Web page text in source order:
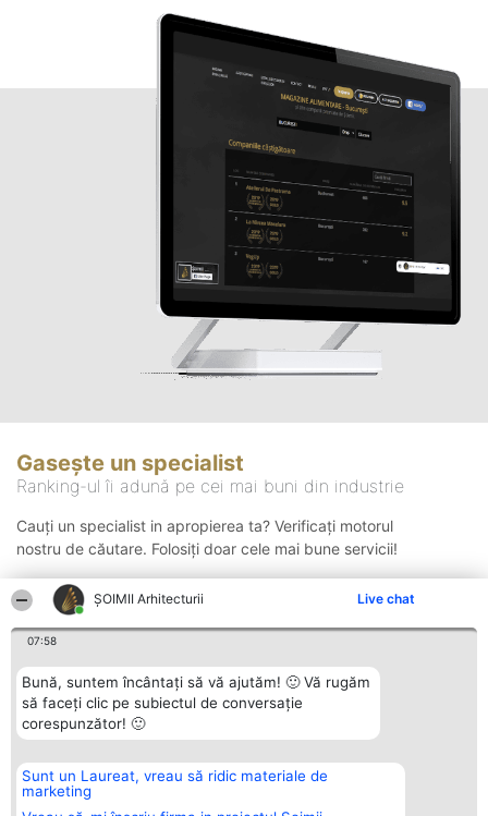
ȘOIMII Arhitecturii Live chat
07:58
Bună, suntem încântați să vă ajutăm! 🙂 Vă rugăm
să faceți clic pe subiectul de conversație
corespunzător! 🙂
Sunt un Laureat, vreau să ridic materiale de
marketing
Gasește un specialist
Ranking-ul îi adună pe cei mai buni din industrie
Cauți un specialist in apropierea ta? Verificați motorul
nostru de căutare. Folosiți doar cele mai bune servicii!
Organizator Ranking
BRIGHT SOLUTIONS BR SRL
Aleea Timisul De Sus 2 Bl. A30
Plebiscyt
Lista Tuturor
Contact